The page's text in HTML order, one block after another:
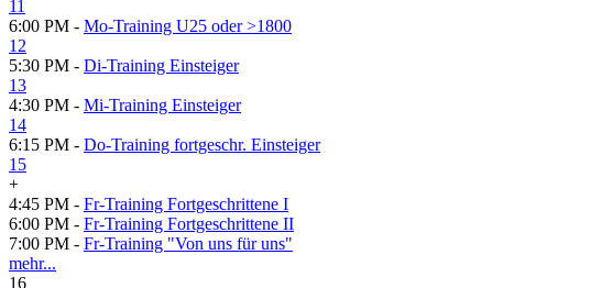
11
6:00 PM - Mo-Training U25 oder >1800
12
5:30 PM - Di-Training Einsteiger
13
4:30 PM - Mi-Training Einsteiger
14
6:15 PM - Do-Training fortgeschr. Einsteiger
15
+
4:45 PM - Fr-Training Fortgeschrittene I
6:00 PM - Fr-Training Fortgeschrittene II
7:00 PM - Fr-Training "Von uns für uns"
mehr...
16